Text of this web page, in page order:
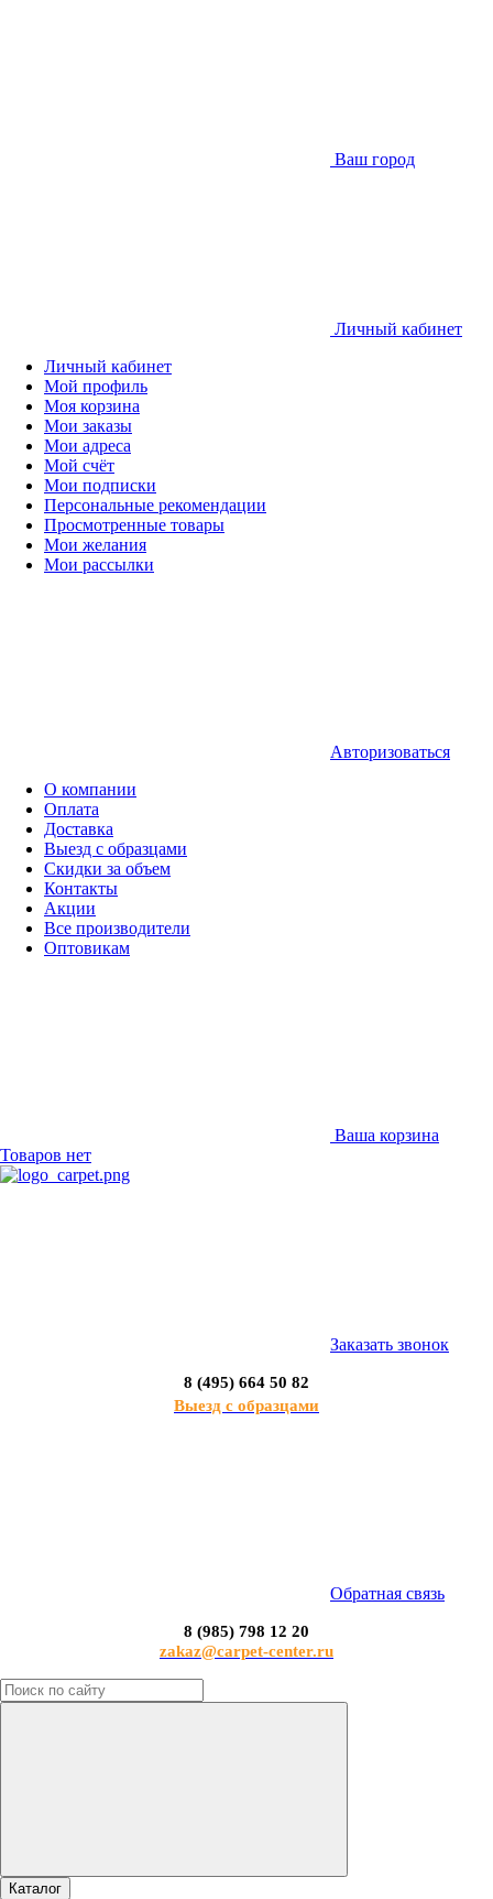
Ваш город
Личный кабинет
Личный кабинет
Мой профиль
Моя корзина
Мои заказы
Мои адреса
Мой счёт
Мои подписки
Персональные рекомендации
Просмотренные товары
Мои желания
Мои рассылки
Авторизоваться
О компании
Оплата
Доставка
Выезд с образцами
Скидки за объем
Контакты
Акции
Все производители
Оптовикам
Ваша корзина
Товаров нет
Заказать звонок
8 (495) 664 50 82
Выезд с образцами
Обратная связь
8 (985) 798 12 20
zakaz@carpet-center.ru
Каталог